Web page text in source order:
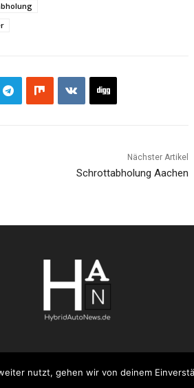
Nächster Artikel
Schrottabholung Aachen
nutzt, gehen wir von deinem